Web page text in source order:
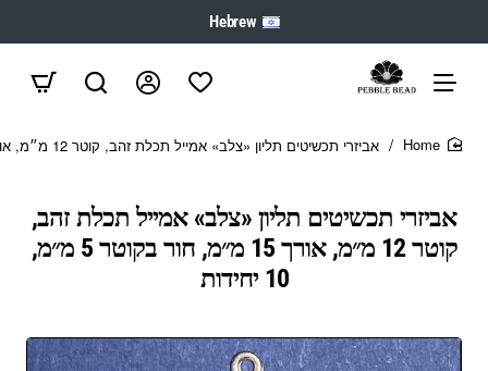
Hebrew
אביזרי תכשיטים תליון «צלב» אמייל תכלת זהב,
קוטר 12 מ״מ, אורך 15 מ״מ, חור בקוטר 5 מ״מ,
10 יחידות
אביזרי תכשיטים תליון «צלב» אמייל תכלת זהב, קוטר 12 מ״מ, אורך 15 מ״מ, חור בקוטר 5 מ״מ, 10 יחידות